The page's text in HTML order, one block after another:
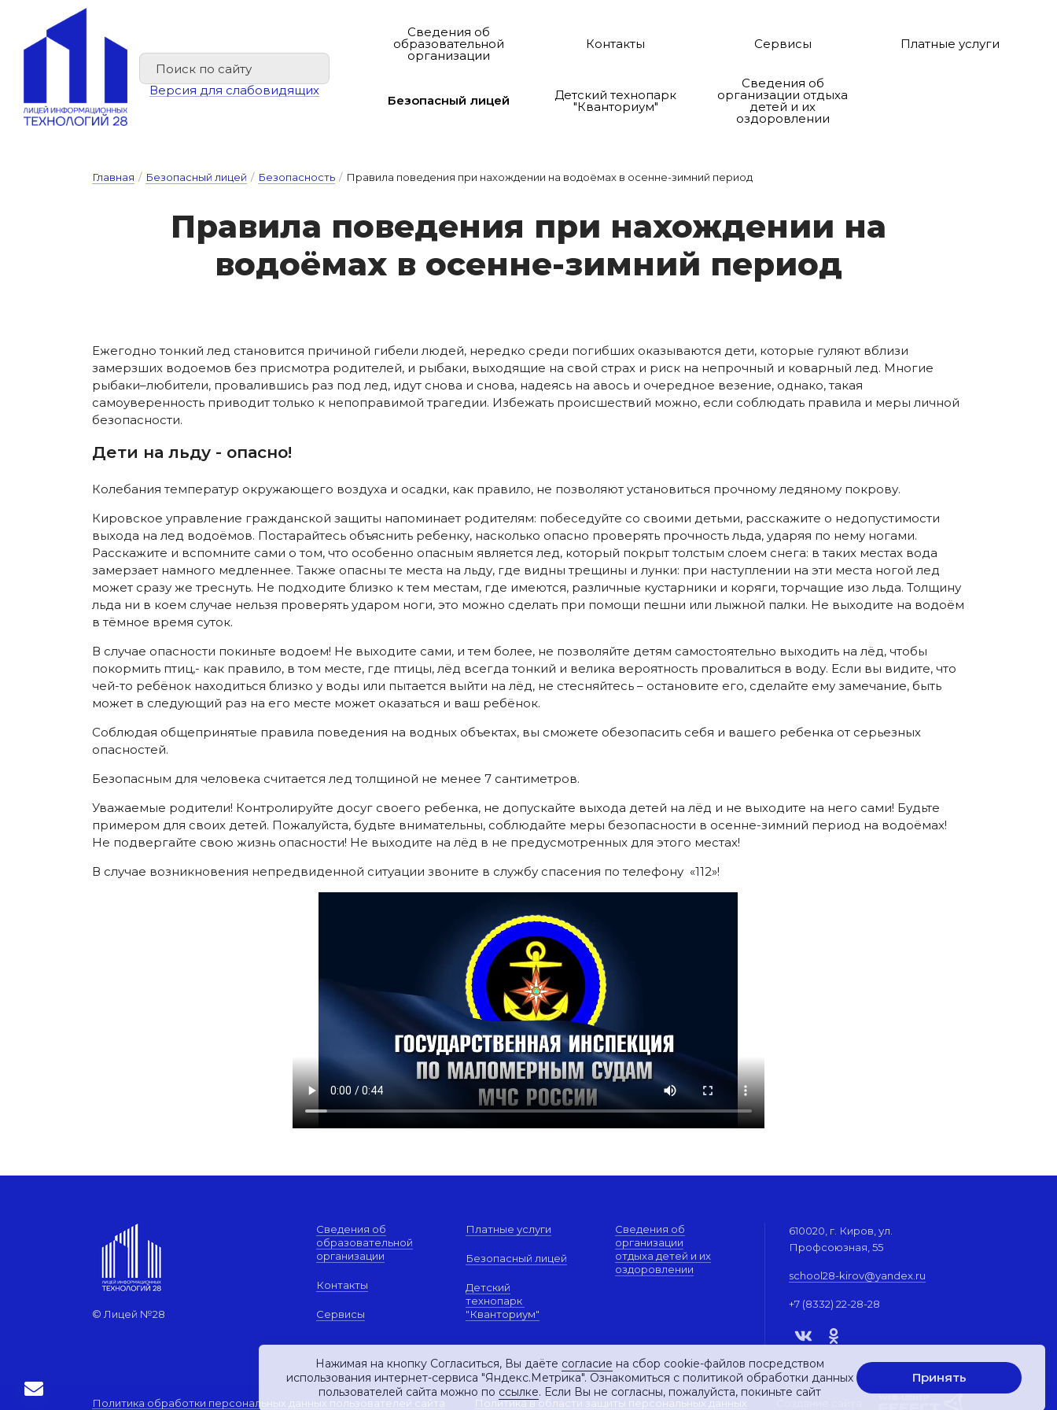
Версия для слабовидящих
Сведения об
образовательной
организации
Контакты Сервисы Платные услуги
Безопасный лицей Детский технопарк
"Кванториум"
Сведения об
организации отдыха
детей и их
оздоровлении
Главная / Безопасный лицей / Безопасность / Правила поведения при нахождении на водоёмах в осенне-зимний период
Пра­ви­ла по­ве­де­ния при на­хож­де­нии на
во­до­ё­мах в о­сен­не-зим­ний пе­ри­од
Ежегодно тонкий лед становится причиной гибели людей, нередко среди погибших оказываются дети, которые гуляют вблизи
замерзших водоемов без присмотра родителей, и рыбаки, выходящие на свой страх и риск на непрочный и коварный лед. Многие
рыбаки–любители, провалившись раз под лед, идут снова и снова, надеясь на авось и очередное везение, однако, такая
самоуверенность приводит только к непоправимой трагедии. Избежать происшествий можно, если соблюдать правила и меры личной
безопасности.
Дети на льду - опасно!
Колебания температур окружающего воздуха и осадки, как правило, не позволяют установиться прочному ледяному покрову.
Кировское управление гражданской защиты напоминает родителям: побеседуйте со своими детьми, расскажите о недопустимости
выхода на лед водоёмов. Постарайтесь объяснить ребенку, насколько опасно проверять прочность льда, ударяя по нему ногами.
Расскажите и вспомните сами о том, что особенно опасным является лед, который покрыт толстым слоем снега: в таких местах вода
замерзает намного медленнее. Также опасны те места на льду, где видны трещины и лунки: при наступлении на эти места ногой лед
может сразу же треснуть. Не подходите близко к тем местам, где имеются, различные кустарники и коряги, торчащие изо льда. Толщину
льда ни в коем случае нельзя проверять ударом ноги, это можно сделать при помощи пешни или лыжной палки. Не выходите на водоём
в тёмное время суток.
В случае опасности покиньте водоем! Не выходите сами, и тем более, не позволяйте детям самостоятельно выходить на лёд, чтобы
покормить птиц,- как правило, в том месте, где птицы, лёд всегда тонкий и велика вероятность провалиться в воду. Если вы видите, что
чей-то ребёнок находиться близко у воды или пытается выйти на лёд, не стесняйтесь – остановите его, сделайте ему замечание, быть
может в следующий раз на его месте может оказаться и ваш ребёнок.
Соблюдая общепринятые правила поведения на водных объектах, вы сможете обезопасить себя и вашего ребенка от серьезных
опасностей.
Безопасным для человека считается лед толщиной не менее 7 сантиметров.
Уважаемые родители! Контролируйте досуг своего ребенка, не допускайте выхода детей на лёд и не выходите на него сами! Будьте
примером для своих детей. Пожалуйста, будьте внимательны, соблюдайте меры безопасности в осенне-зимний период на водоёмах!
Не подвергайте свою жизнь опасности! Не выходите на лёд в не предусмотренных для этого местах!
В случае возникновения непредвиденной ситуации звоните в службу спасения по телефону «112»!
© Лицей №28
Сведения об
образовательной
организации
Контакты
Сервисы
Платные услуги
Безопасный лицей
Детский
технопарк
"Кванториум"
Сведения об
организации
отдыха детей и их
оздоровлении
610020, г. Киров, ул.
Профсоюзная, 55
school28-kirov@yandex.ru
+7 (8332) 22-28-28
Политика обработки персональных данных пользователей сайта Политика в области защиты персональных данных
Нажимая на кнопку Согласиться, Вы даёте согласие на сбор cookie-файлов посредством
использования интернет-сервиса "Яндекс.Метрика". Ознакомиться с политикой обработки данных
пользователей сайта можно по ссылке. Если Вы не согласны, пожалуйста, покиньте сайт
Принять